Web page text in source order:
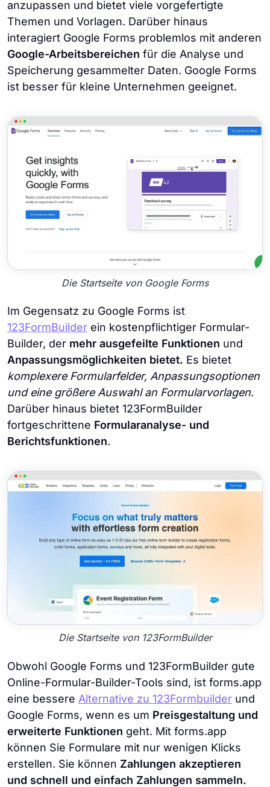
anzupassen und bietet viele vorgefertigte
Themen und Vorlagen. Darüber hinaus
interagiert Google Forms problemlos mit anderen
Google-Arbeitsbereichen für die Analyse und
Speicherung gesammelter Daten. Google Forms
ist besser für kleine Unternehmen geeignet.
Die Startseite von Google Forms
Im Gegensatz zu Google Forms ist
123FormBuilder ein kostenpflichtiger Formular-
Builder, der mehr ausgefeilte Funktionen und
Anpassungsmöglichkeiten bietet. Es bietet
komplexere Formularfelder, Anpassungsoptionen
und eine größere Auswahl an Formularvorlagen.
Darüber hinaus bietet 123FormBuilder
fortgeschrittene Formularanalyse- und
Berichtsfunktionen.
Die Startseite von 123FormBuilder
Obwohl Google Forms und 123FormBuilder gute
Online-Formular-Builder-Tools sind, ist forms.app
eine bessere Alternative zu 123Formbuilder und
Google Forms, wenn es um Preisgestaltung und
erweiterte Funktionen geht. Mit forms.app
können Sie Formulare mit nur wenigen Klicks
erstellen. Sie können Zahlungen akzeptieren
und schnell und einfach Zahlungen sammeln.